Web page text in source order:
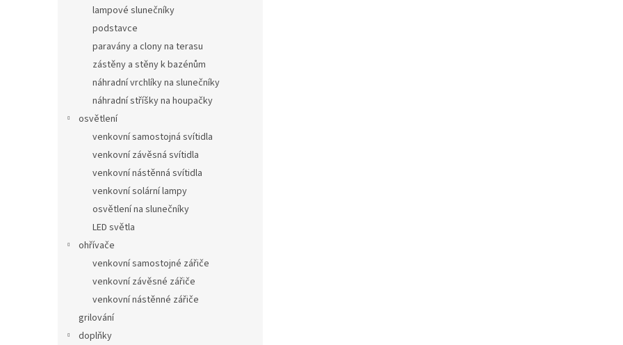
lampové slunečníky
podstavce
paravány a clony na terasu
zástěny a stěny k bazénům
náhradní vrchlíky na slunečníky
náhradní stříšky na houpačky
osvětlení
venkovní samostojná svítidla
venkovní závěsná svítidla
venkovní nástěnná svítidla
venkovní solární lampy
osvětlení na slunečníky
LED světla
ohřívače
venkovní samostojné zářiče
venkovní závěsné zářiče
venkovní nástěnné zářiče
grilování
doplňky